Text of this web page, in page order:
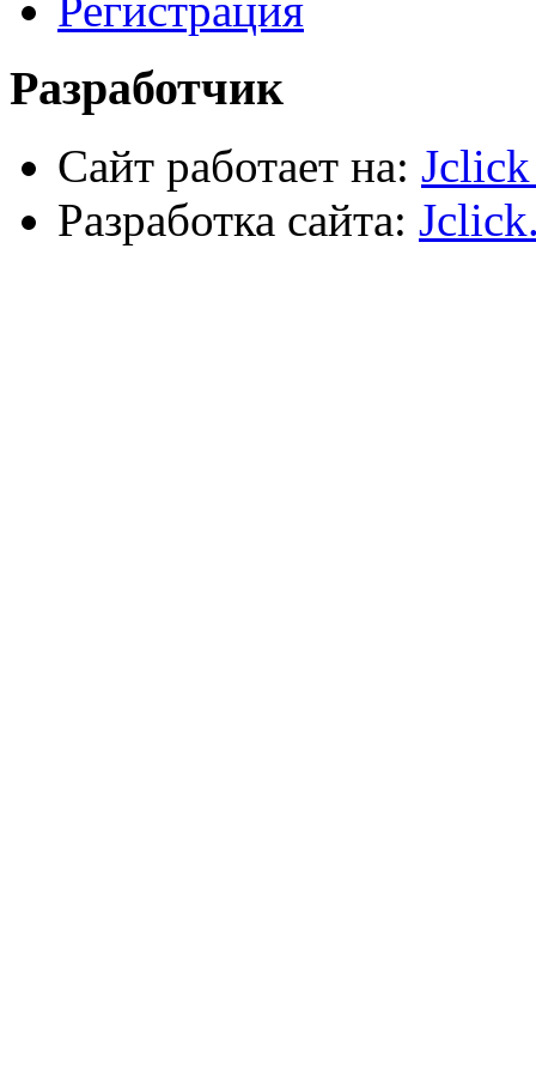
Сварочное оборудование
Силовое оборудование
Регистрация
Разработчик
Сайт работает на:
Разработка сайта: